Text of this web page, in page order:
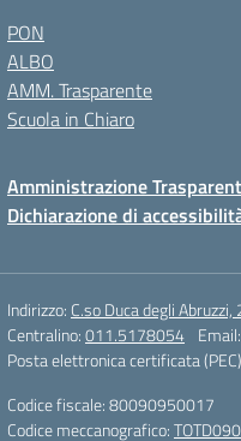
PON
ALBO
AMM. Trasparente
Scuola in Chiaro
Amministrazione
Dichiarazione di
Indirizzo: C.so Duca degli
Centralino:011.5178054 Email:
Posta elettronica certificata
Codice fiscale: 80090950017
Codice meccanografico: